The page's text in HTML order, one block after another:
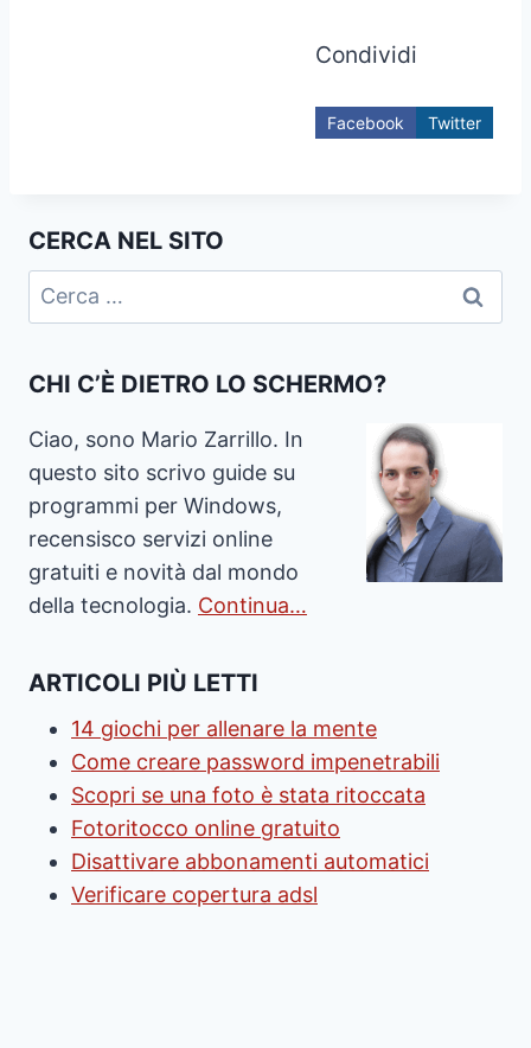
Condividi
Facebook Twitter
CERCA NEL SITO
Ricerca
per:
CHI C’È DIETRO LO SCHERMO?
Ciao, sono Mario Zarrillo. In
questo sito scrivo guide su
programmi per Windows,
recensisco servizi online
gratuiti e novità dal mondo
della tecnologia. Continua…
ARTICOLI PIÙ LETTI
14 giochi per allenare la mente
Come creare password impenetrabili
Scopri se una foto è stata ritoccata
Fotoritocco online gratuito
Disattivare abbonamenti automatici
Verificare copertura adsl